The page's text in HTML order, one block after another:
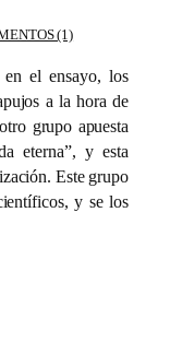
(1)
en el ensayo, los
a la hora de
grupo apuesta
eterna”, y esta
Este grupo
y se los